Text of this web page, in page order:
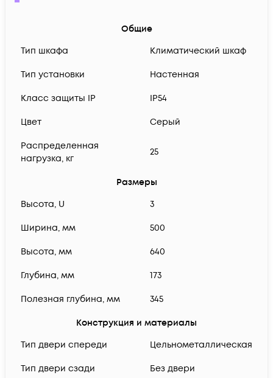
Общие
Тип шкафа
Климатический шкаф
Тип установки Настенная
Класс защиты IP IP54
Цвет Серый
Распределенная
нагрузка, кг
25
Размеры
Высота, U
3
Ширина, мм 500
Высота, мм 640
Глубина, мм 173
Полезная глубина, мм 345
Конструкция и материалы
Тип двери спереди
Цельнометаллическая
Тип двери сзади Без двери